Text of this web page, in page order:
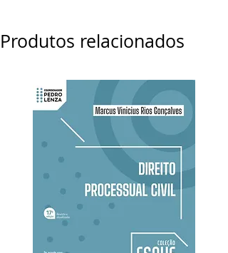
Produtos relacionados